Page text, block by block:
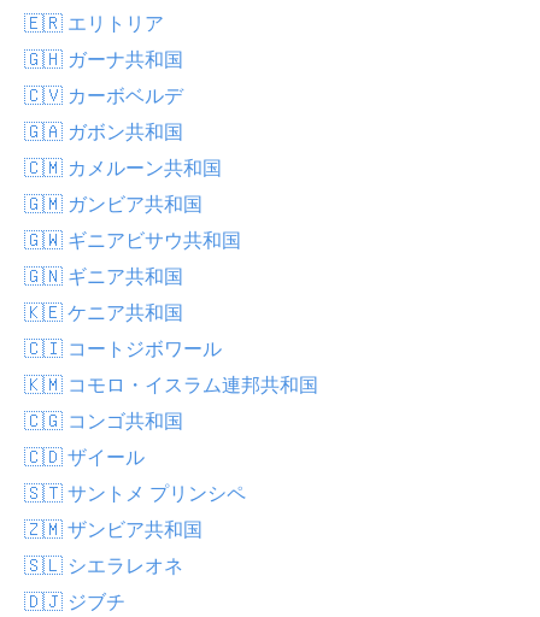
🇪🇷 エリトリア
🇬🇭 ガーナ共和国
🇨🇻 カーボベルデ
🇬🇦 ガボン共和国
🇨🇲 カメルーン共和国
🇬🇲 ガンビア共和国
🇬🇼 ギニアビサウ共和国
🇬🇳 ギニア共和国
🇰🇪 ケニア共和国
🇨🇮 コートジボワール
🇰🇲 コモロ・イスラム連邦共和国
🇨🇬 コンゴ共和国
🇨🇩 ザイール
🇸🇹 サントメ プリンシペ
🇿🇲 ザンビア共和国
🇸🇱 シエラレオネ
🇩🇯 ジブチ